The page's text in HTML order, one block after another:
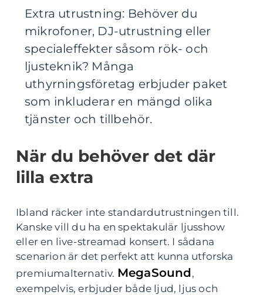
Extra utrustning: Behöver du
mikrofoner, DJ-utrustning eller
specialeffekter såsom rök- och
ljusteknik? Många
uthyrningsföretag erbjuder paket
som inkluderar en mängd olika
tjänster och tillbehör.
När du behöver det där
lilla extra
Ibland räcker inte standardutrustningen till.
Kanske vill du ha en spektakulär ljusshow
eller en live-streamad konsert. I sådana
scenarion är det perfekt att kunna utforska
premiumalternativ. MegaSound,
exempelvis, erbjuder både ljud, ljus och